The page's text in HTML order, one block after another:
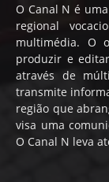
O Canal N é
regional
multimédia. O
produzir e
através de
transmite
região que
visa uma
O Canal N leva